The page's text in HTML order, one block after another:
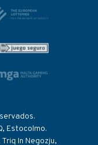
Estocolmo.
In Negozju,